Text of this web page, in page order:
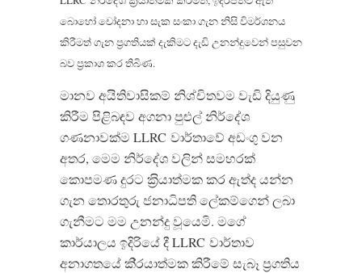
බොහෝ චෝදනා හා සැක සංකා ගැන නිසි විමර්ශනය
කිරීමත් ගැන ප‍්‍රගතියක් දැකිමට දැඩි උනන්දුවෙන් පසුවන
බව ප‍්‍රකාශ කර තිබිණ.
මානව අයිතිවාසිකම් නිශ්චිතවම වැඩි දියුණු
කිරීම පිළිබඳව අගනා පුළුල් නිර්දේශ
ගණනාවක්ම LLRC වාර්තාවේ අඩංගු වන
අතර, මෙම නිර්දේශ වලින් සමහරක්
කොපමණ දුරට ක‍්‍රියාත්මක කර ඇත්ද යන්න
ගැන තොරතුරු ජනාධිපති ලේකම්ගෙන් ලබා
ගැනීමට මම උනන්දු වූයෙමි. මගේ
කාර්යාලය ඉදිරියේ දී LLRC වාර්තාව
අනාගතයේ කි‍්‍රයාත්මක කිරීමේ සැබෑ ප‍්‍රගතිය